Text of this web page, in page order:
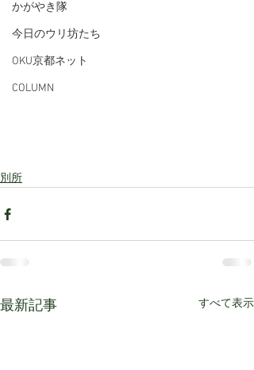
かがやき隊
今日のウリ坊たち
OKU京都ネット
COLUMN
別所
最新記事 すべて表示